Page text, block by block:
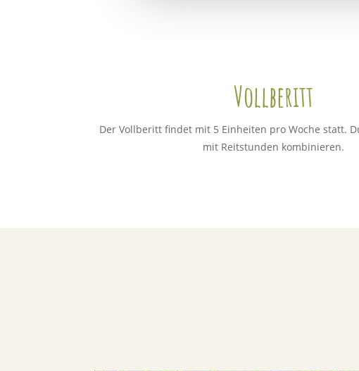
Vollberitt
Der Vollberitt findet mit 5 Einheiten pro Woche statt.
mit Reitstunden kombinieren.